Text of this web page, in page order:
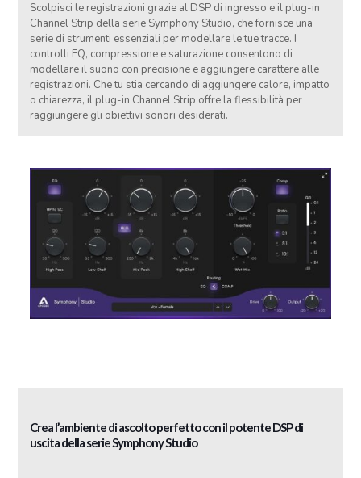
Scolpisci le registrazioni grazie al DSP di ingresso e il plug-in
Channel Strip della serie Symphony Studio, che fornisce una
serie di strumenti essenziali per modellare le tue tracce. I
controlli EQ, compressione e saturazione consentono di
modellare il suono con precisione e aggiungere carattere alle
registrazioni. Che tu stia cercando di aggiungere calore, impatto
o chiarezza, il plug-in Channel Strip offre la flessibilità per
raggiungere gli obiettivi sonori desiderati.
Crea l’ambiente di ascolto perfetto con il potente DSP di
uscita della serie Symphony Studio